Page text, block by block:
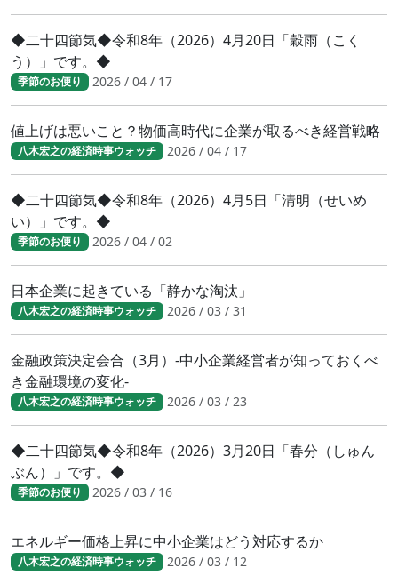
◆二十四節気◆令和8年（2026）4月20日「穀雨（こく
う）」です。◆
季節のお便り 2026 / 04 / 17
値上げは悪いこと？物価高時代に企業が取るべき経営戦略
八木宏之の経済時事ウォッチ 2026 / 04 / 17
◆二十四節気◆令和8年（2026）4月5日「清明（せいめ
い）」です。◆
季節のお便り 2026 / 04 / 02
日本企業に起きている「静かな淘汰」
八木宏之の経済時事ウォッチ 2026 / 03 / 31
金融政策決定会合（3月）-中小企業経営者が知っておくべ
き金融環境の変化-
八木宏之の経済時事ウォッチ 2026 / 03 / 23
◆二十四節気◆令和8年（2026）3月20日「春分（しゅん
ぶん）」です。◆
季節のお便り 2026 / 03 / 16
エネルギー価格上昇に中小企業はどう対応するか
八木宏之の経済時事ウォッチ 2026 / 03 / 12